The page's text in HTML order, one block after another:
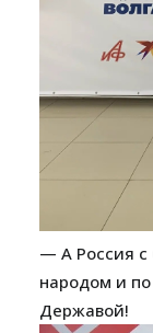
— А Россия с
народом и
Державой!